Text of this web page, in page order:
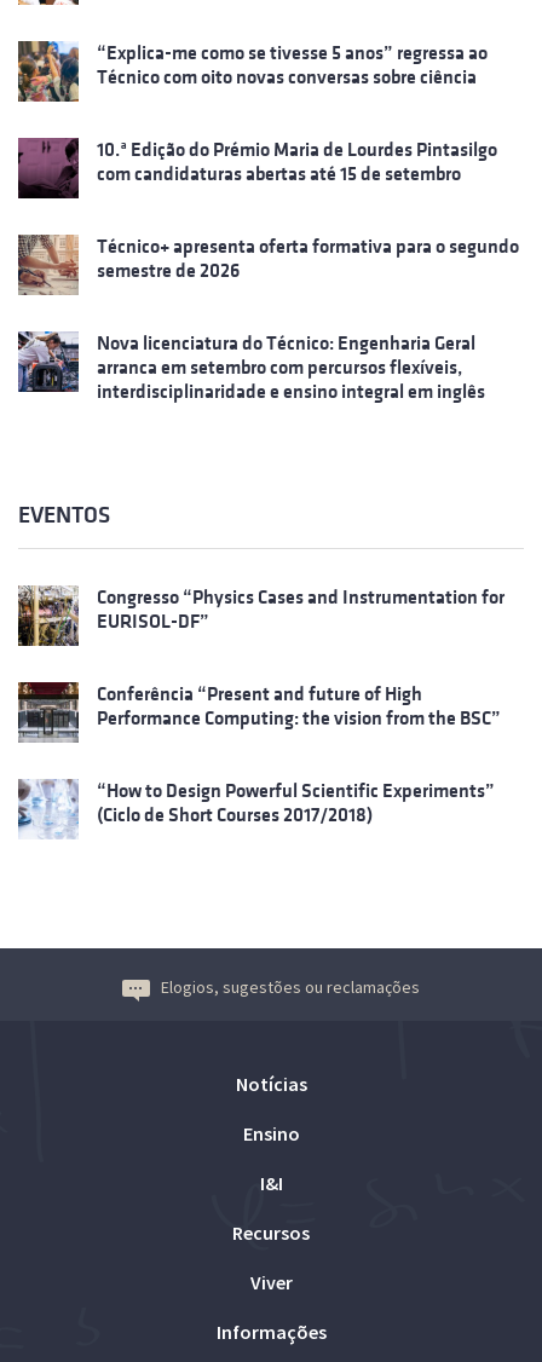
“Explica-me como se tivesse 5 anos” regressa ao
Técnico com oito novas conversas sobre ciência
10.ª Edição do Prémio Maria de Lourdes Pintasilgo
com candidaturas abertas até 15 de setembro
Técnico+ apresenta oferta formativa para o segundo
semestre de 2026
Nova licenciatura do Técnico: Engenharia Geral
arranca em setembro com percursos flexíveis,
interdisciplinaridade e ensino integral em inglês
EVENTOS
Congresso “Physics Cases and Instrumentation for
EURISOL-DF”
Conferência “Present and future of High
Performance Computing: the vision from the BSC”
“How to Design Powerful Scientific Experiments”
(Ciclo de Short Courses 2017/2018)
Elogios, sugestões ou reclamações
Notícias
Ensino
I&I
Recursos
Viver
Informações